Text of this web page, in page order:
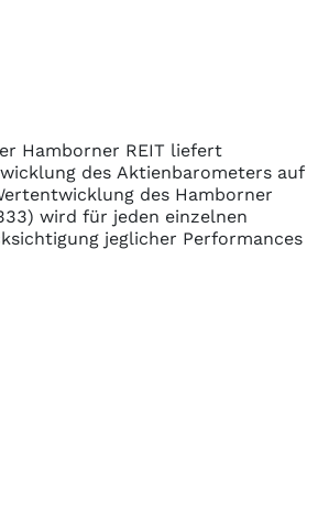
Hamborner REIT liefert
des Aktienbarometers auf
des Hamborner
wird für jeden einzelnen
jeglicher Performances